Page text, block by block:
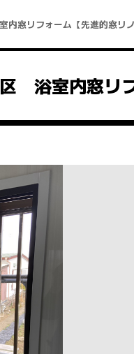
窓リフォーム【先進的窓リノ
浴室内窓リ